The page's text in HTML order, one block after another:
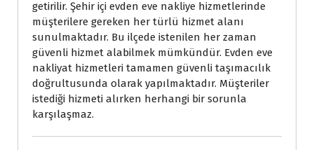
getirilir. Şehir içi evden eve nakliye hizmetlerinde
müşterilere gereken her türlü hizmet alanı
unulmaktadır. Bu ilçede istenilen her zaman
güvenli hizmet alabilmek mümkündür. Evden eve
nakliyat hizmetleri tamamen güvenli taşımacılık
doğrultusunda olarak yapılmaktadır. Müşteriler
istediği hizmeti alırken herhangi bir sorunla
karşılaşmaz.